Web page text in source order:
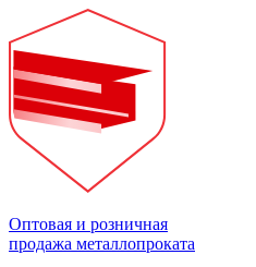
Оптовая и розничная
продажа металлопроката